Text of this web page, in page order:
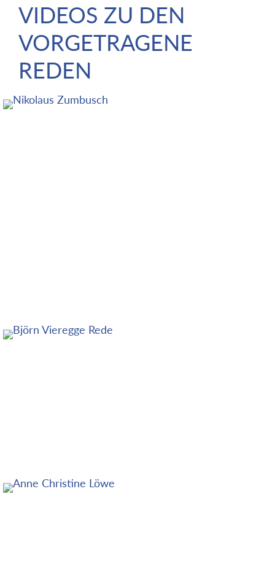
VIDEOS ZU DEN
VORGETRAGENE
REDEN